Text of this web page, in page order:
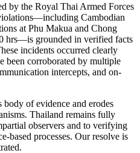
by the Royal Thai Armed Forces
Cambodian
at Phu Makua and Chong
hrs—is grounded in verified facts
incidents occurred clearly
been corroborated by multiple
intercepts, and on-
body of evidence and erodes
Thailand remains fully
observers and to verifying
based processes. Our resolve is